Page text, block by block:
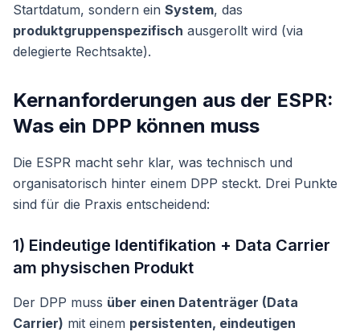
Startdatum, sondern ein System, das
produktgruppenspezifisch ausgerollt wird (via
delegierte Rechtsakte).
Kernanforderungen aus der ESPR:
Was ein DPP können muss
Die ESPR macht sehr klar, was technisch und
organisatorisch hinter einem DPP steckt. Drei Punkte
sind für die Praxis entscheidend:
1) Eindeutige Identifikation + Data Carrier
am physischen Produkt
Der DPP muss über einen Datenträger (Data
Carrier) mit einem persistenten, eindeutigen